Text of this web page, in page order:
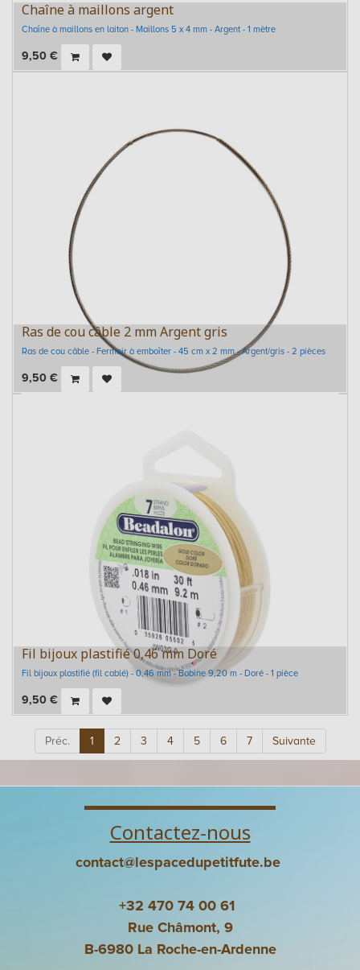
Chaîne à maillons argent
Chaîne à maillons en laiton - Maillons 5 x 4 mm - Argent - 1 mètre
9,50 €
Ras de cou câble 2 mm Argent gris
Ras de cou câble - Fermoir à emboîter - 45 cm x 2 mm - Argent/gris - 2 pièces
9,50 €
Fil bijoux plastifié 0,46 mm Doré
Fil bijoux plastifié (fil cablé) - 0,46 mm - Bobine 9,20 m - Doré - 1 pièce
9,50 €
Préc. 1 2 3 4 5 6 7 Suivante
Contactez-nous
contact@lespacedupetitfute.be
+32 470 74 00 61
Rue Châmont, 9
B-6980 La Roche-en-Ardenne